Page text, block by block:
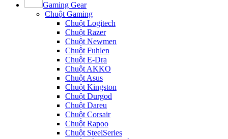
Gaming Gear
Chuột Gaming
Chuột Logitech
Chuột Razer
Chuột Newmen
Chuột Fuhlen
Chuột E-Dra
Chuột AKKO
Chuột Asus
Chuột Kingston
Chuột Durgod
Chuột Dareu
Chuột Corsair
Chuột Rapoo
Chuột SteelSeries